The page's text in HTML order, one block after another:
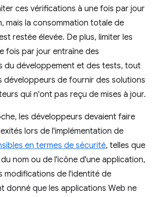
ces vérifications à une fois par jour
mais la consommation totale de
restée élevée. De plus, limiter les
fois par jour entraîne des
du développement et des tests, tout
développeurs de fournir des solutions
qui n'ont pas reçu de mises à jour.
les développeurs devaient faire
lors de l'implémentation de
en termes de sécurité, telles que
nom ou de l'icône d'une application,
modifications de l'identité de
donné que les applications Web ne